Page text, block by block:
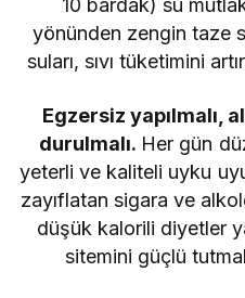
10 bardak) su
yönünden zengin taze
suları, sıvı tüketimini
Egzersiz yapılmalı,
durulmalı. Her gün
yeterli ve kaliteli uyku
zayıflatan sigara ve
düşük kalorili diyetler
sitemini güçlü